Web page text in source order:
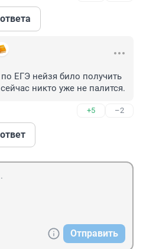
ЕГЭ нейзя било получить
никто уже не палится.
+5 –2
Отправить